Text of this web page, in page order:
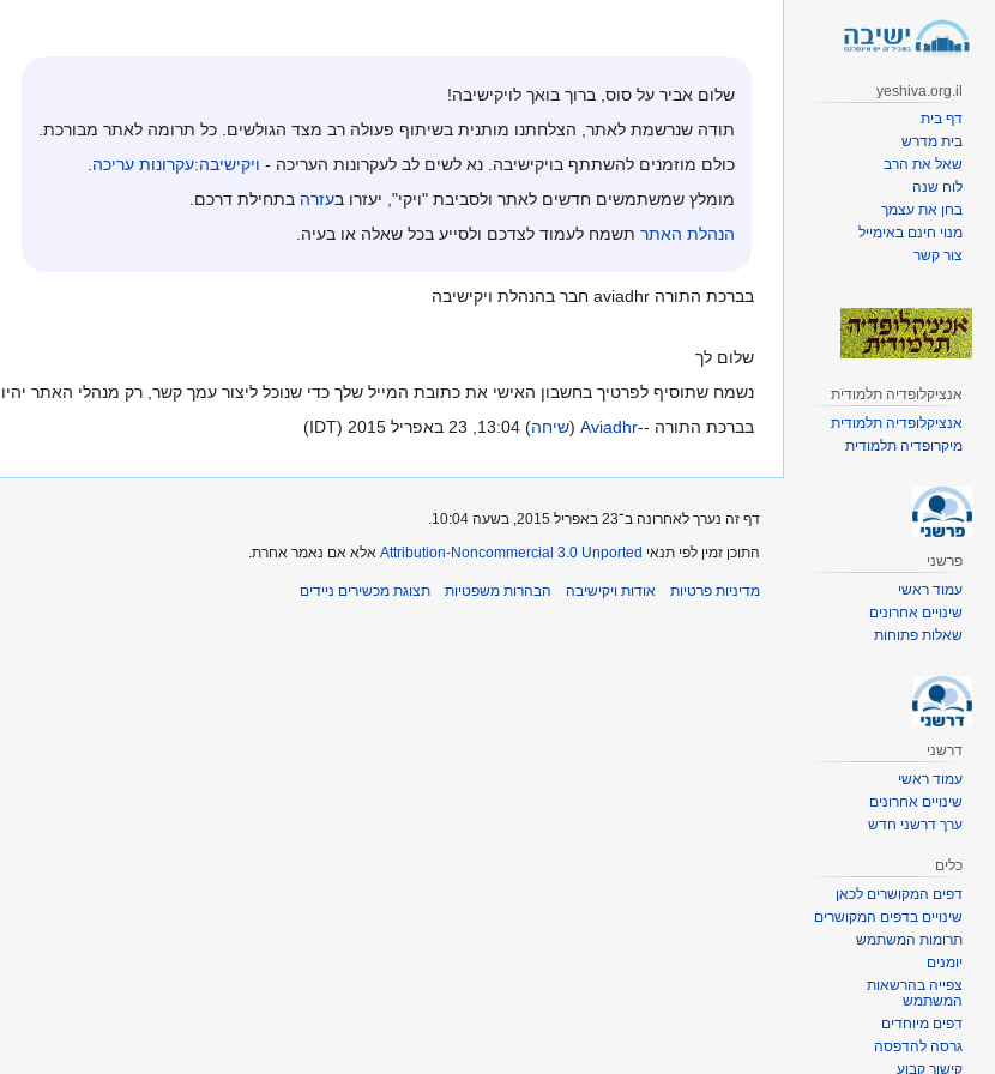
שלום אביר על סוס, ברוך בואך לויקישיבה!
תודה שנרשמת לאתר, הצלחתנו מותנית בשיתוף פעולה רב מצד הגולשים. כל תרומה לאתר מבורכת.
כולם מוזמנים להשתתף בויקישיבה. נא לשים לב לעקרונות העריכה - ויקישיבה:עקרונות עריכה.
מומלץ שמשתמשים חדשים לאתר ולסביבת "ויקי", יעזרו בעזרה בתחילת דרכם.
הנהלת האתר תשמח לעמוד לצדכם ולסייע בכל שאלה או בעיה.
בברכת התורה aviadhr חבר בהנהלת ויקישיבה
שלום לך
נשמח שתוסיף לפרטיך בחשבון האישי את כתובת המייל שלך כדי שנוכל ליצור עמך קשר, רק מנהלי האתר
בברכת התורה --Aviadhr
(שיחה) 13:04, 23 באפריל 2015 (IDT)
yeshiva.org.il
דף בית
בית מדרש
שאל את הרב
לוח שנה
בחן את עצמך
מנוי חינם באימייל
צור קשר
אנציקלופדיה תלמודית
אנציקלופדיה תלמודית
מיקרופדיה תלמודית
פרשני
עמוד ראשי
שינויים אחרונים
שאלות פתוחות
דרשני
עמוד ראשי
שינויים אחרונים
ערך דרשני חדש
כלים
דפים המקושרים לכאן
שינויים בדפים המקושרים
תרומות המשתמש
יומנים
צפייה בהרשאות
המשתמש
דפים מיוחדים
גרסה להדפסה
קישור קבוע
דף זה נערך לאחרונה ב־23 באפריל 2015, בשעה 10:04.
התוכן זמין לפי תנאי Attribution-Noncommercial 3.0 Unported אלא אם נאמר אחרת.
מדיניות פרטיות אודות ויקישיבה הבהרות משפטיות תצוגת מכשירים ניידים